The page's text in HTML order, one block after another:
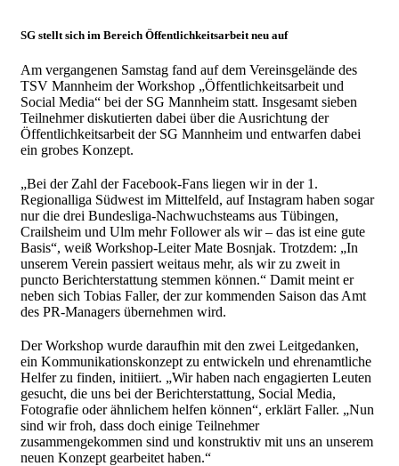
SG stellt sich im Bereich Öffentlichkeitsarbeit neu auf
Am vergangenen Samstag fand auf dem Vereinsgelände des
TSV Mannheim der Workshop „Öffentlichkeitsarbeit und
Social Media“ bei der SG Mannheim statt. Insgesamt sieben
Teilnehmer diskutierten dabei über die Ausrichtung der
Öffentlichkeitsarbeit der SG Mannheim und entwarfen dabei
ein grobes Konzept.
„Bei der Zahl der Facebook-Fans liegen wir in der 1.
Regionalliga Südwest im Mittelfeld, auf Instagram haben sogar
nur die drei Bundesliga-Nachwuchsteams aus Tübingen,
Crailsheim und Ulm mehr Follower als wir – das ist eine gute
Basis“, weiß Workshop-Leiter Mate Bosnjak. Trotzdem: „In
unserem Verein passiert weitaus mehr, als wir zu zweit in
puncto Berichterstattung stemmen können.“ Damit meint er
neben sich Tobias Faller, der zur kommenden Saison das Amt
des PR-Managers übernehmen wird.
Der Workshop wurde daraufhin mit den zwei Leitgedanken,
ein Kommunikationskonzept zu entwickeln und ehrenamtliche
Helfer zu finden, initiiert. „Wir haben nach engagierten Leuten
gesucht, die uns bei der Berichterstattung, Social Media,
Fotografie oder ähnlichem helfen können“, erklärt Faller. „Nun
sind wir froh, dass doch einige Teilnehmer
zusammengekommen sind und konstruktiv mit uns an unserem
neuen Konzept gearbeitet haben.“